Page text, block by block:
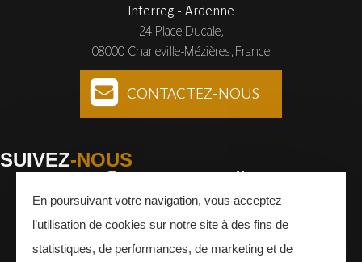
Interreg - Ardenne
24 Place Ducale,
08000 Charleville-Mézières, France
CONTACTEZ-NOUS
SUIVEZ-NOUS
Facebook Instagram Youtube
En poursuivant votre navigation, vous acceptez
l’utilisation de cookies sur notre site à des fins de
statistiques, de performances, de marketing et de